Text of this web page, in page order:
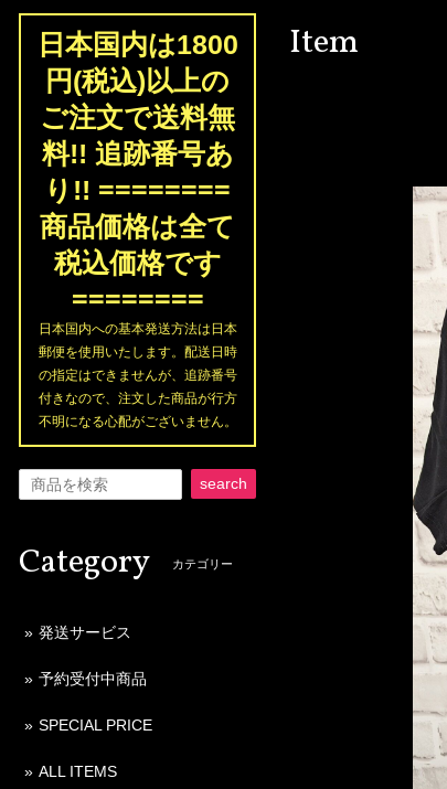
Item
日本国内は1800
円(税込)以上の
ご注文で送料無
料!! 追跡番号あ
り!! ========
商品価格は全て
税込価格です
========
日本国内への基本発送方法は日本
郵便を使用いたします。配送日時
の指定はできませんが、追跡番号
付きなので、注文した商品が行方
不明になる心配がございません。
search
Category カテゴリー
発送サービス
予約受付中商品
SPECIAL PRICE
ALL ITEMS